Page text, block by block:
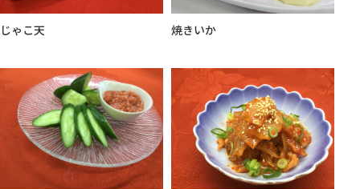
じゃこ天 焼きいか